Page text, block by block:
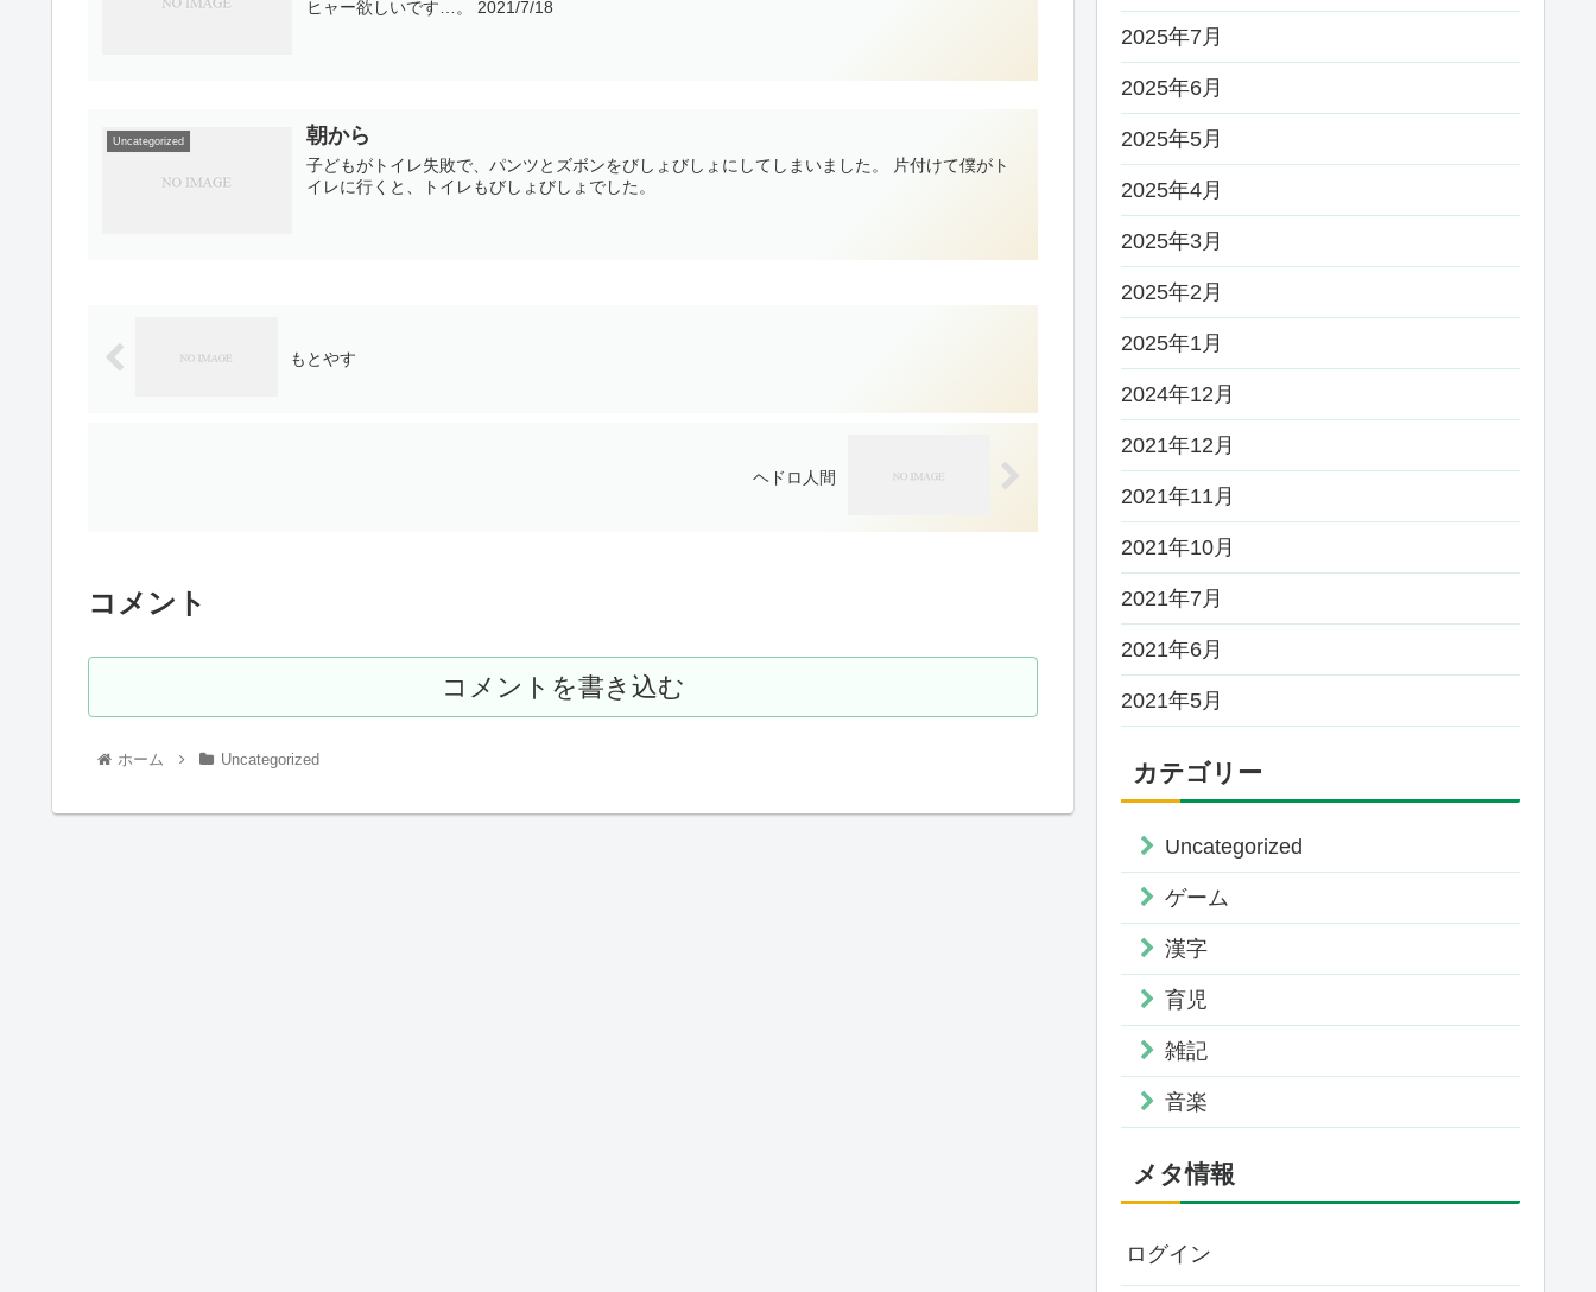
ヒャー欲しいです…。 2021/7/18
Uncategorized 朝から
子どもがトイレ失敗で、パンツとズボンをびしょびしょにしてしまいました。 片付けて僕がト
イレに行くと、トイレもびしょびしょでした。
もとやす
ヘドロ人間
コメント
コメントを書き込む
ホーム Uncategorized
2025年7月
2025年6月
2025年5月
2025年4月
2025年3月
2025年2月
2025年1月
2024年12月
2021年12月
2021年11月
2021年10月
2021年7月
2021年6月
2021年5月
カテゴリー
Uncategorized
ゲーム
漢字
育児
雑記
音楽
メタ情報
ログイン